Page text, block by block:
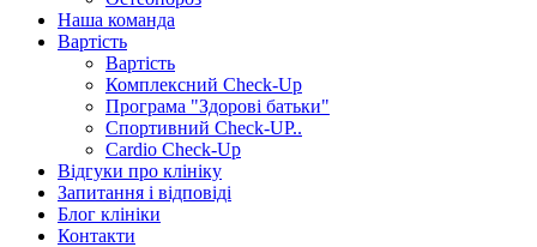
Наша команда
Вартість
Вартість
Комплексний Check-Up
Програма "Здорові батьки"
Спортивний Check-UP..
Cardio Check-Up
Відгуки про клініку
Запитання і відповіді
Блог клініки
Контакти